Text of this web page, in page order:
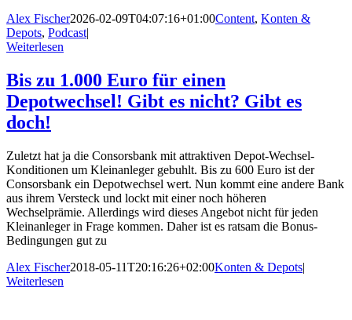
Alex Fischer2026-02-09T04:07:16+01:00Content, Konten &
Depots, Podcast|
Weiterlesen
Bis zu 1.000 Euro für einen
Depotwechsel! Gibt es nicht? Gibt es
doch!
Zuletzt hat ja die Consorsbank mit attraktiven Depot-Wechsel-
Konditionen um Kleinanleger gebuhlt. Bis zu 600 Euro ist der
Consorsbank ein Depotwechsel wert. Nun kommt eine andere Bank
aus ihrem Versteck und lockt mit einer noch höheren
Wechselprämie. Allerdings wird dieses Angebot nicht für jeden
Kleinanleger in Frage kommen. Daher ist es ratsam die Bonus-
Bedingungen gut zu
Alex Fischer2018-05-11T20:16:26+02:00Konten & Depots|
Weiterlesen